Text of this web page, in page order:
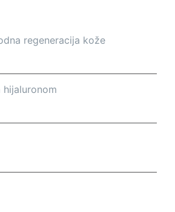
regeneracija kože
hijaluronom